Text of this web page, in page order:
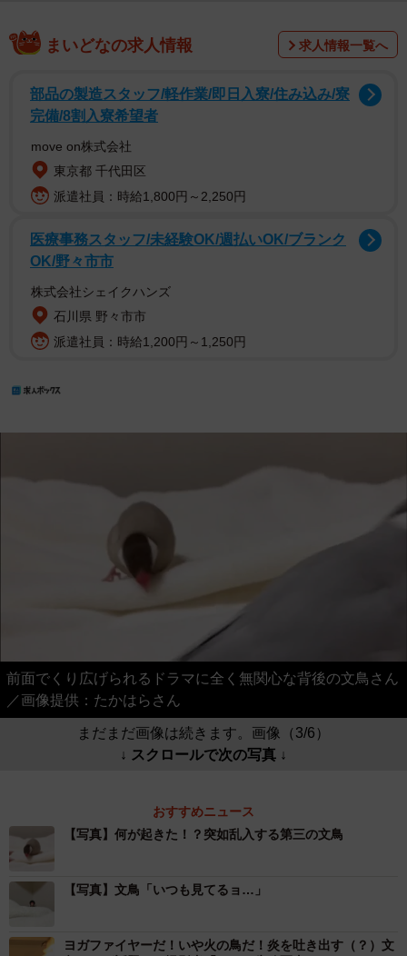
まいどなの求人情報 求人情報一覧へ
部品の製造スタッフ/軽作業/即日入寮/住み込み/寮
完備/8割入寮希望者
move on株式会社
東京都 千代田区
派遣社員：時給1,800円～2,250円
医療事務スタッフ/未経験OK/週払いOK/ブランク
OK/野々市市
株式会社シェイクハンズ
石川県 野々市市
派遣社員：時給1,200円～1,250円
前面でくり広げられるドラマに全く無関心な背後の文鳥さん
／画像提供：たかはらさん
まだまだ画像は続きます。画像（3/6）
↓ スクロールで次の写真 ↓
おすすめニュース
【写真】何が起きた！？突如乱入する第三の文鳥
【写真】文鳥「いつも見てるョ…」
ヨガファイヤーだ！いや火の鳥だ！炎を吐き出す（？）文